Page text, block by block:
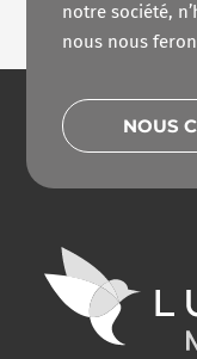
notre société,
nous nous
NOUS